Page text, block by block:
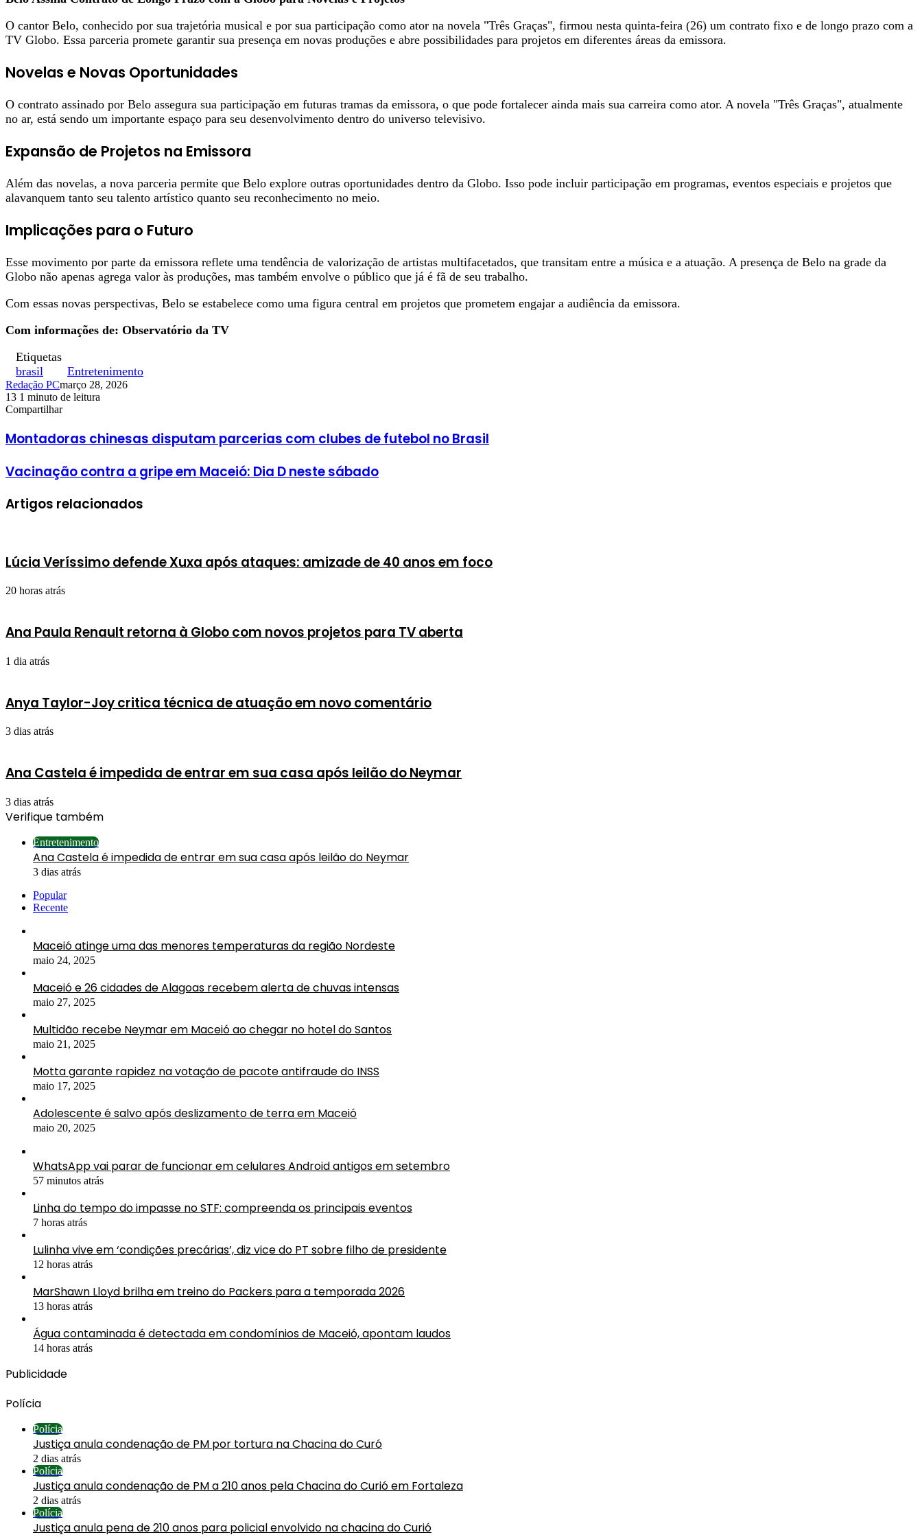
O cantor Belo, conhecido por sua trajetória musical e por sua participação como ator na novela "Três Graças", firmou nesta quinta-feira (26) um contrato fixo e de longo prazo com a
TV Globo. Essa parceria promete garantir sua presença em novas produções e abre possibilidades para projetos em diferentes áreas da emissora.
Novelas e Novas Oportunidades
O contrato assinado por Belo assegura sua participação em futuras tramas da emissora, o que pode fortalecer ainda mais sua carreira como ator. A novela "Três Graças", atualmente
no ar, está sendo um importante espaço para seu desenvolvimento dentro do universo televisivo.
Expansão de Projetos na Emissora
Além das novelas, a nova parceria permite que Belo explore outras oportunidades dentro da Globo. Isso pode incluir participação em programas, eventos especiais e projetos que
alavanquem tanto seu talento artístico quanto seu reconhecimento no meio.
Implicações para o Futuro
Esse movimento por parte da emissora reflete uma tendência de valorização de artistas multifacetados, que transitam entre a música e a atuação. A presença de Belo na grade da
Globo não apenas agrega valor às produções, mas também envolve o público que já é fã de seu trabalho.
Com essas novas perspectivas, Belo se estabelece como uma figura central em projetos que prometem engajar a audiência da emissora.
Com informações de: Observatório da TV
Etiquetas
brasil
Entretenimento
Redação PCmarço 28, 2026
13 1 minuto de leitura
Facebook
X
Linkedin
Pinterest
WhatsApp
Telegram
Compartilhar
Montadoras chinesas disputam parcerias com clubes de futebol no Brasil
Vacinação contra a gripe em Maceió: Dia D neste sábado
Artigos relacionados
Lúcia Veríssimo defende Xuxa após ataques: amizade de 40 anos em foco
20 horas atrás
Ana Paula Renault retorna à Globo com novos projetos para TV aberta
1 dia atrás
Anya Taylor-Joy critica técnica de atuação em novo comentário
3 dias atrás
Ana Castela é impedida de entrar em sua casa após leilão do Neymar
3 dias atrás
Verifique também
Entretenimento
Ana Castela é impedida de entrar em sua casa após leilão do Neymar
3 dias atrás
Popular
Recente
Maceió atinge uma das menores temperaturas da região Nordeste
maio 24, 2025
Maceió e 26 cidades de Alagoas recebem alerta de chuvas intensas
maio 27, 2025
Multidão recebe Neymar em Maceió ao chegar no hotel do Santos
maio 21, 2025
Motta garante rapidez na votação de pacote antifraude do INSS
maio 17, 2025
Adolescente é salvo após deslizamento de terra em Maceió
maio 20, 2025
WhatsApp vai parar de funcionar em celulares Android antigos em setembro
57 minutos atrás
Linha do tempo do impasse no STF: compreenda os principais eventos
7 horas atrás
Lulinha vive em ‘condições precárias’, diz vice do PT sobre filho de presidente
12 horas atrás
MarShawn Lloyd brilha em treino do Packers para a temporada 2026
13 horas atrás
Água contaminada é detectada em condomínios de Maceió, apontam laudos
14 horas atrás
Publicidade
Polícia
Polícia
Justiça anula condenação de PM por tortura na Chacina do Curó
2 dias atrás
Polícia
Justiça anula condenação de PM a 210 anos pela Chacina do Curió em Fortaleza
2 dias atrás
Polícia
Justiça anula pena de 210 anos para policial envolvido na chacina do Curió